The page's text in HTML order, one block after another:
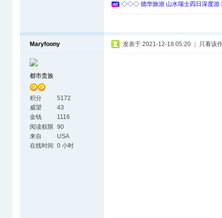
◇◇◇ 德华旅游 山水瑞士四日深度
Maryfoony
都市贵族
积分
5172
威望
43
金钱
1116
阅读权限 90
来自
USA
在线时间
0 小时
发表于 2021-12-18 05:20 只看该